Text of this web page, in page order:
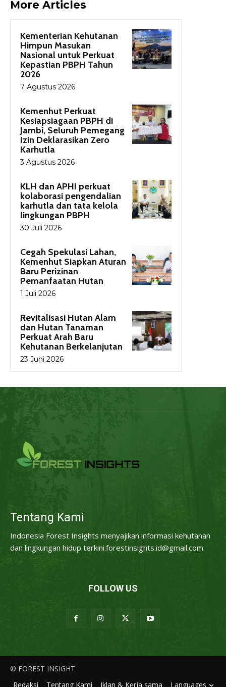
More Articles
Kementerian Kehutanan
Himpun Masukan
Nasional untuk Perkuat
Kepastian PBPH Tahun
2026
7 Agustus 2026
Kemenhut Perkuat
Kesiapsiagaan PBPH di
Jambi, Seluruh Pemegang
Izin Deklarasikan Zero
Karhutla
3 Agustus 2026
KLH dan APHI perkuat
kolaborasi pengendalian
karhutla dan tata kelola
lingkungan PBPH
30 Juli 2026
Cegah Spekulasi Lahan,
Kemenhut Siapkan Aturan
Baru Perizinan
Pemanfaatan Hutan
1 Juli 2026
Revitalisasi Hutan Alam
dan Hutan Tanaman
Perkuat Arah Baru
Kehutanan Berkelanjutan
23 Juni 2026
Tentang Kami
Indonesia Forest Insights menyajikan informasi kehutanan
dan lingkungan hidup terkini.forestinsights.id@gmail.com
FOLLOW US
© FOREST INSIGHT
Redaksi
Tentang Kami Iklan & Kerja sama Languages